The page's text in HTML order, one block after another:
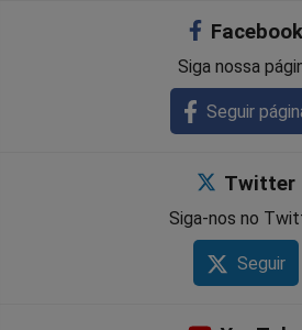
Facebook
Siga nossa
Seguir
Twitter
Siga-nos no
Seguir